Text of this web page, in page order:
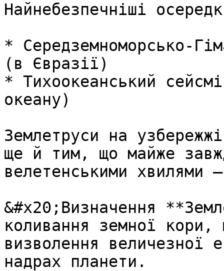
Найнебезпечніші
* Середземноморсько-
(в Євразії)
* Тихоокеанський
океану)
Землетруси на
ще й тим, що майже
велетенськими хвилями
&#x20;Визначення
коливання земної
визволення величезної
надрах планети.